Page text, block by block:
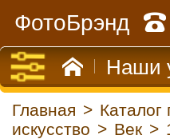
ФотоБрэнд
Наши
Главная > Каталог
искусство > Век >